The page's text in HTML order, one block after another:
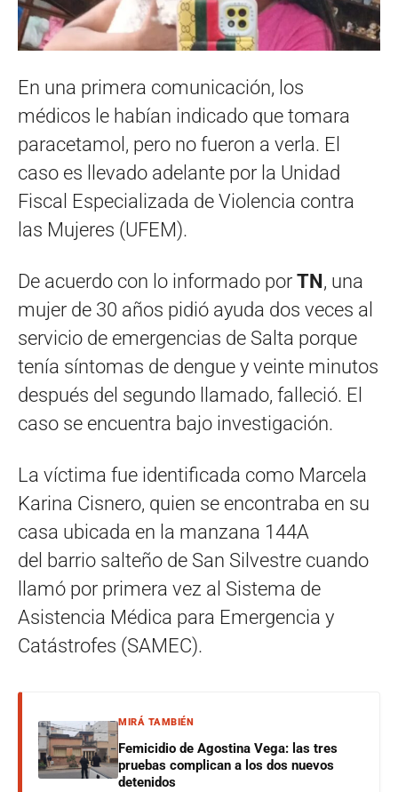
En una primera comunicación, los
médicos le habían indicado que tomara
paracetamol, pero no fueron a verla. El
caso es llevado adelante por la Unidad
Fiscal Especializada de Violencia contra
las Mujeres (UFEM).
De acuerdo con lo informado por TN , una
mujer de 30 años pidió ayuda dos veces al
servicio de emergencias de Salta porque
tenía síntomas de dengue y veinte minutos
después del segundo llamado, falleció. El
caso se encuentra bajo investigación.
La víctima fue identificada como Marcela
Karina Cisnero, quien se encontraba en su
casa ubicada en la manzana 144A
del barrio salteño de San Silvestre cuando
llamó por primera vez al Sistema de
Asistencia Médica para Emergencia y
Catástrofes (SAMEC).
MIRÁ TAMBIÉN
Femicidio de Agostina Vega: las tres
pruebas complican a los dos nuevos
detenidos